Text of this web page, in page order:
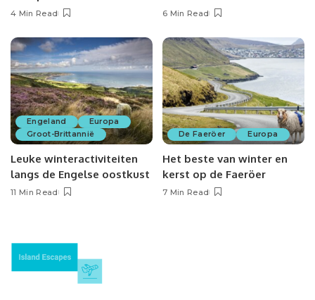
4 Min Read 6 Min Read
Engeland
Europa
Groot-Brittannië
Leuke winteractiviteiten
langs de Engelse oostkust
11 Min Read
De Faeröer Europa
Het beste van winter en
kerst op de Faeröer
7 Min Read